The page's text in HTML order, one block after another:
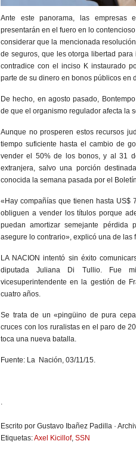
Ante este panorama, las empresas
presentarán en el fuero en lo
considerar que la mencionada
de seguros, que les otorga libertad
contradice con el inciso K instaurado
parte de su dinero en bonos públicos en
De hecho, en agosto pasado,
de que el organismo regulador afecta la
Aunque no prosperen estos recursos
tiempo suficiente hasta el cambio de
vender el 50% de los bonos, y al 31
extranjera, salvo una porción
conocida la semana pasada por el
«Hay compañías que tienen hasta US$
obliguen a vender los títulos porque
puedan amortizar semejante pérdida
asegure lo contrario», explicó una de las
LA NACION intentó sin éxito
diputada Juliana Di Tullio. Fue
vicesuperintendente en la gestión de
cuatro años.
Se trata de un «pingüino de pura
cruces con los ruralistas en el paro de
toca una nueva batalla.
Fuente: La Nación, 03/11/15.
.
Escrito por Gustavo Ibañez Padilla ·
Etiquetas:Axel Kicillof, SSN